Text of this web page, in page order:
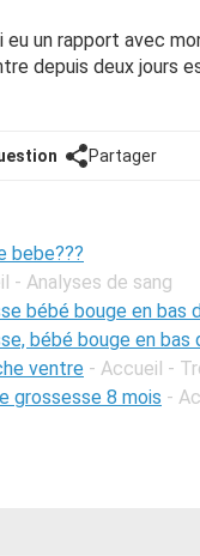
eu un rapport avec
depuis deux jours
Partager
bebe???
- Analyses de sang
bébé bouge en bas
bébé bouge en bas
ventre - Accueil -
grossesse 8 mois -